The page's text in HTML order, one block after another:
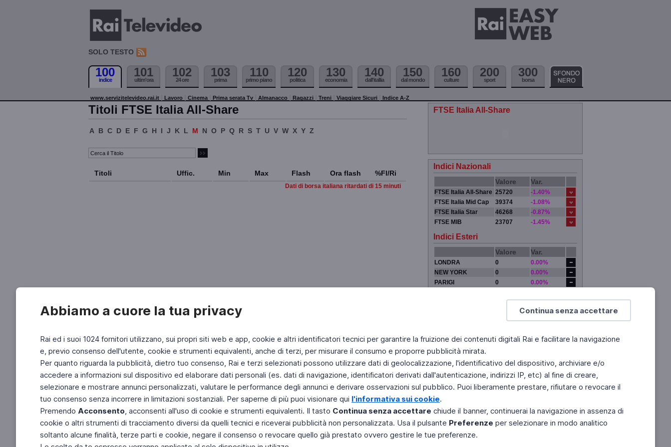
Continua senza accettare
Abbiamo a cuore la tua privacy
Rai ed i suoi 1024 fornitori utilizzano, sui propri siti web e app, cookie e altri identificatori tecnici per garantire la fruizione dei contenuti digitali Rai e facilitare la navigazione
e, previo consenso dell'utente, cookie e strumenti equivalenti, anche di terzi, per misurare il consumo e proporre pubblicità mirata.
Per quanto riguarda la pubblicità, dietro tuo consenso, Rai e terzi selezionati possono utilizzare dati di geolocalizzazione, l'identificativo del dispositivo, archiviare e/o
accedere a informazioni sul dispositivo ed elaborare dati personali (es. dati di navigazione, identificatori derivati dall'autenticazione, indirizzi IP, etc) al fine di creare,
selezionare e mostrare annunci personalizzati, valutare le performance degli annunci e derivare osservazioni sul pubblico. Puoi liberamente prestare, rifiutare o revocare il
tuo consenso senza incorrere in limitazioni sostanziali. Per saperne di più puoi visionare qui l'informativa sui cookie.
Premendo Acconsento, acconsenti all'uso di cookie e strumenti equivalenti. Il tasto Continua senza accettare chiude il banner, continuerai la navigazione in assenza di
cookie o altri strumenti di tracciamento diversi da quelli tecnici e riceverai pubblicità non personalizzata. Usa il pulsante Preferenze per selezionare in modo analitico
soltanto alcune finalità, terze parti e cookie, negare il consenso o revocare quello già prestato ovvero gestire le tue preferenze.
SOLO TESTO
100
indice
101
ultim'ora
102
24 ore
103
prima
110
primo piano
120
politica
130
economia
140
dall'itallia
150
dal mondo
160
culture
200
sport
300
borsa
www.servizitelevideo.rai.it Lavoro Cinema Prima serata Tv Almanacco Ragazzi Treni Viaggiare Sicuri Indice A-Z
Titoli FTSE Italia All-Share
A B C D E F G H I J K L M N O P Q R S T U V W X Y Z
Titoli Uffic. Min Max Flash Ora flash %Fl/Ri
Dati di borsa italiana ritardati di 15 minuti
FTSE Italia All-Share
Indici Nazionali
Valore Var.
FTSE Italia All-Share 25720
-1.40%
FTSE Italia Mid Cap
39374
-1.08%
FTSE Italia Star
46268
-0.87%
FTSE MIB
23707 -1.45%
Indici Esteri
Valore Var.
LONDRA 0
0.00%
NEW YORK
0
0.00%
PARIGI
0
0.00%
Fai di Televideo la tua Home Page Chi Siamo
Copyright © 2011 Rai - Tutti i diritti riservati
Engineered by RAI - Reti e Piattaforme